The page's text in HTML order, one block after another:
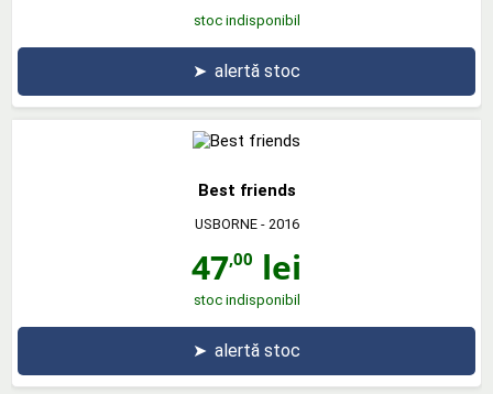
stoc indisponibil
➤ alertă stoc
Best friends
USBORNE- 2016
47,00 lei
stoc indisponibil
➤ alertă stoc